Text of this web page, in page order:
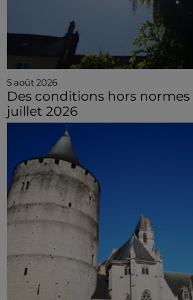
5 août 2026
Des conditions hors
juillet 2026